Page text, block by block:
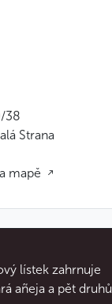
38
Strana
mapě
lístek zahrnuje
añeja a pět druhů